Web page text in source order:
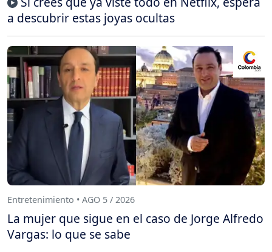
a descubrir estas joyas ocultas
Entretenimiento • AGO 5 / 2026
La mujer que sigue en el caso de Jorge Alfredo
Vargas: lo que se sabe